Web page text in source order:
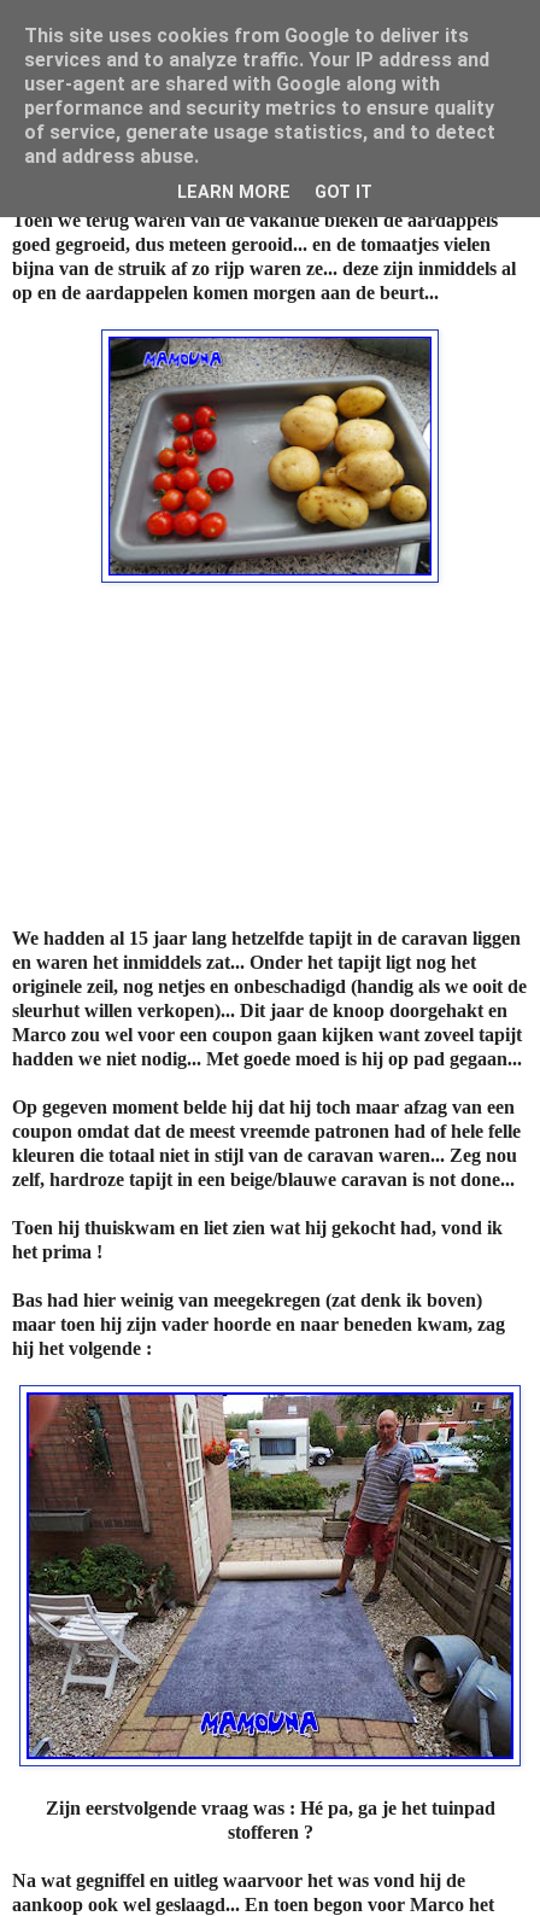
Mamouna's Enya
woensdag 27 augustus 2014
gewoon, oogsten, tapijt en sam...
Toen we terug waren van de vakantie bleken de aardappels
goed gegroeid, dus meteen gerooid... en de tomaatjes vielen
bijna van de struik af zo rijp waren ze... deze zijn inmiddels al
op en de aardappelen komen morgen aan de beurt...
We hadden al 15 jaar lang hetzelfde tapijt in de caravan liggen
en waren het inmiddels zat... Onder het tapijt ligt nog het
originele zeil, nog netjes en onbeschadigd (handig als we ooit de
sleurhut willen verkopen)... Dit jaar de knoop doorgehakt en
Marco zou wel voor een coupon gaan kijken want zoveel tapijt
hadden we niet nodig... Met goede moed is hij op pad gegaan...
Op gegeven moment belde hij dat hij toch maar afzag van een
coupon omdat dat de meest vreemde patronen had of hele felle
kleuren die totaal niet in stijl van de caravan waren... Zeg nou
zelf, hardroze tapijt in een beige/blauwe caravan is not done...
Toen hij thuiskwam en liet zien wat hij gekocht had, vond ik
het prima !
Bas had hier weinig van meegekregen (zat denk ik boven)
maar toen hij zijn vader hoorde en naar beneden kwam, zag
hij het volgende :
Zijn eerstvolgende vraag was : Hé pa, ga je het tuinpad
stofferen ?
Na wat gegniffel en uitleg waarvoor het was vond hij de
aankoop ook wel geslaagd... En toen begon voor Marco het
This site uses cookies from Google to deliver its
services and to analyze traffic. Your IP address and
user-agent are shared with Google along with
performance and security metrics to ensure quality
of service, generate usage statistics, and to detect
and address abuse.
LEARN MORE GOT IT